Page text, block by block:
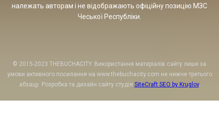
належать авторам і не відображають офіційну позицію МЗС
Чеської Республіки.
© 2015-2023 THEBUCHACITY. Використання матеріалів сайту лише за
умови активного посилання на www.thebuchacity.com не нижче третього
абзацу. Розробка та дизайн сайту студія SiteCraft SEO by Kruglov.